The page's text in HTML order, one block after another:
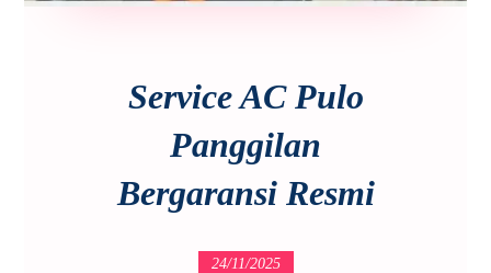
Service AC Pulo
Panggilan
Bergaransi Resmi
24/11/2025